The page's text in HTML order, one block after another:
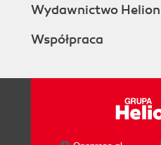
Wydawnictwo Helion
Współpraca